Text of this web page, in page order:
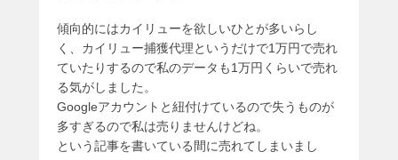
傾向的にはカイリューを欲しいひとが多いらし
く、カイリュー捕獲代理というだけで1万円で売れ
ていたりするので私のデータも1万円くらいで売れ
る気がしました。
Googleアカウントと紐付けているので失うものが
多すぎるので私は売りませんけどね。
という記事を書いている間に売れてしまいまし